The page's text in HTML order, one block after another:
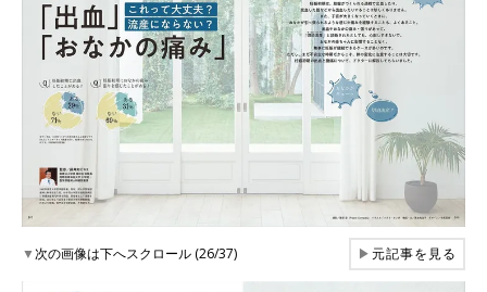
▼次の画像は下へスクロール (26/37) ▶元記事を見る